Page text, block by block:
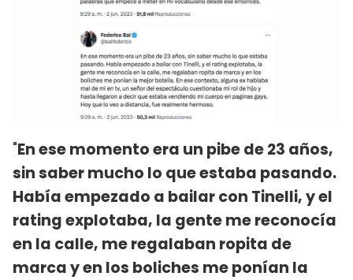
"En ese momento era un pibe de 23 años,
sin saber mucho lo que estaba pasando.
Había empezado a bailar con Tinelli, y el
rating explotaba, la gente me reconocía
en la calle, me regalaban ropita de
marca y en los boliches me ponían la